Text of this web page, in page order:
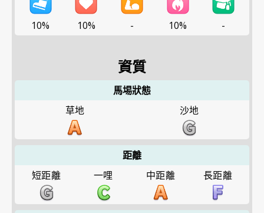
10% 10% - 10% -
資質
馬埸狀態
草地
沙地
距離
短距離
一哩 中距離 長距離